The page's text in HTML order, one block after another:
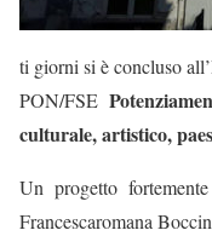
ti giorni si è concluso
PON/FSE
culturale, artistico,
Un progetto fortemente
Francescaromana